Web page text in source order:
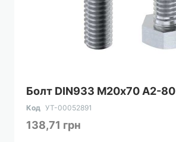
Болт DIN933 М20х70 А2-80
Код УТ-00052891
138,71 грн
Перейти
до
початку
зображень